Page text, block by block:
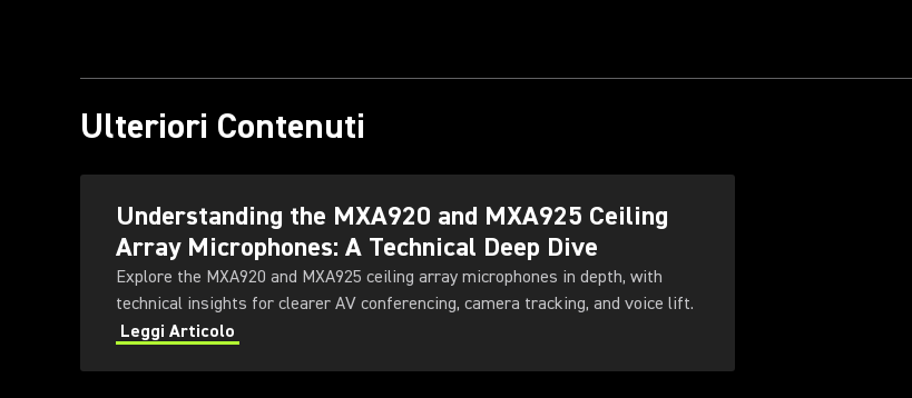
Ulteriori Contenuti
Understanding the MXA920 and MXA925 Ceiling
Array Microphones: A Technical Deep Dive
Explore the MXA920 and MXA925 ceiling array microphones in depth, with
technical insights for clearer AV conferencing, camera tracking, and voice lift.
Leggi Articolo